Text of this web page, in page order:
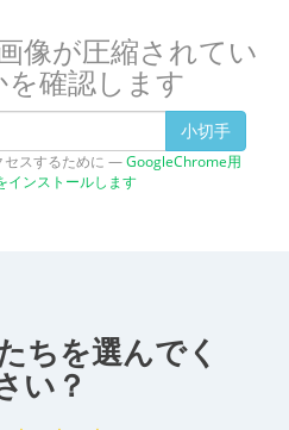
像が圧縮されてい
を確認します
小切手
セスするために —GoogleChrome用
インストールします
ちを選んでく
い？